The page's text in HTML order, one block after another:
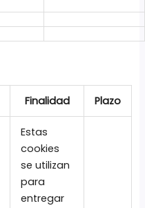
Finalidad Plazo
Estas
cookies
se utilizan
para
entregar